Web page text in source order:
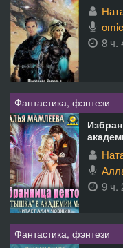
8 ч.
Фантастика, фэнтези
9 ч.
Фантастика, фэнтези